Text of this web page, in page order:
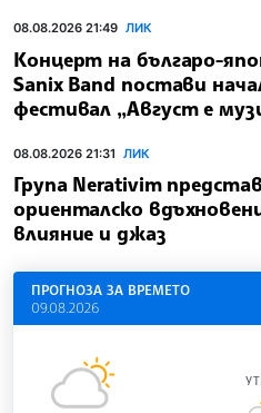
08.08.2026 21:49 ЛИК
Концерт на българо-
Sanix Band постави
фестивал „Август е
08.08.2026 21:31 ЛИК
Група Nerativim
ориенталско
влияние и джаз
ПРОГНОЗА ЗА ВРЕМЕТО
09.08.2026